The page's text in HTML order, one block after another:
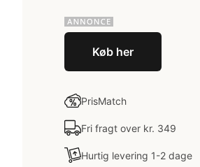
Køb her
PrisMatch
Fri fragt over kr. 349
Hurtig levering 1-2 dage